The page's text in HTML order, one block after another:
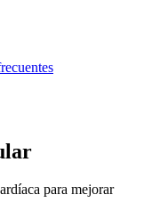
para mejorar